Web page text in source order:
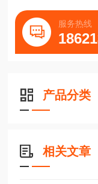
服务热线
产品分类
相关文章